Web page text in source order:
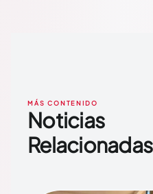
MÁS CONTENIDO
Noticias
Relacionadas